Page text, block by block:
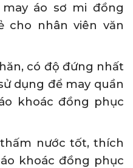
áo sơ mi đồng
cho nhân viên văn
có độ đứng nhất
dụng để may quần
khoác đồng phục
nước tốt, thích
khoác đồng phục